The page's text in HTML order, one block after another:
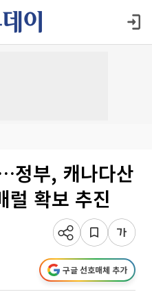
정부, 캐나다산
럴 확보 추진
구글 선호매체 추가